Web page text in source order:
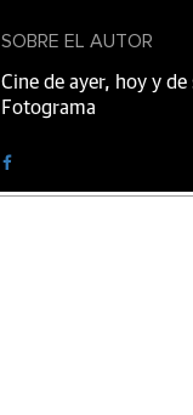
SOBRE EL AUTOR
Cine de ayer, hoy y
Fotograma